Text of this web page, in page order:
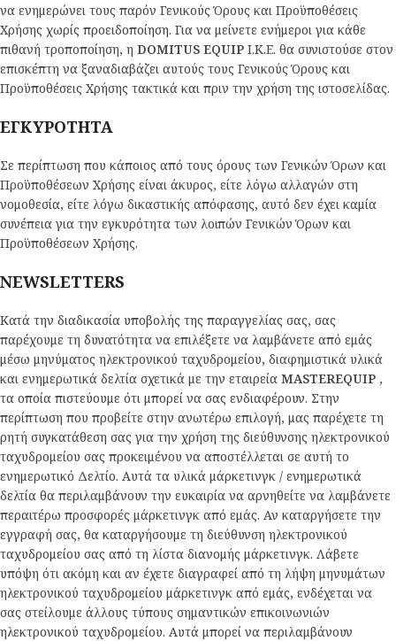
να ενημερώνει τους παρόν Γενικούς Όρους και Προϋποθέσεις
Χρήσης χωρίς προειδοποίηση. Για να μείνετε ενήμεροι για κάθε
πιθανή τροποποίηση, η DOMITUS EQUIP Ι.Κ.Ε. θα συνιστούσε στον
επισκέπτη να ξαναδιαβάζει αυτούς τους Γενικούς Όρους και
Προϋποθέσεις Χρήσης τακτικά και πριν την χρήση της ιστοσελίδας.
ΕΓΚΥΡΟΤΗΤΑ
Σε περίπτωση που κάποιος από τους όρους των Γενικών Όρων και
Προϋποθέσεων Χρήσης είναι άκυρος, είτε λόγω αλλαγών στη
νομοθεσία, είτε λόγω δικαστικής απόφασης, αυτό δεν έχει καμία
συνέπεια για την εγκυρότητα των λοιπών Γενικών Όρων και
Προϋποθέσεων Χρήσης.
NEWSLETTERS
Κατά την διαδικασία υποβολής της παραγγελίας σας, σας
παρέχουμε τη δυνατότητα να επιλέξετε να λαμβάνετε από εμάς
μέσω μηνύματος ηλεκτρονικού ταχυδρομείου, διαφημιστικά υλικά
και ενημερωτικά δελτία σχετικά με την εταιρεία MASTEREQUIP ,
τα οποία πιστεύουμε ότι μπορεί να σας ενδιαφέρουν. Στην
περίπτωση που προβείτε στην ανωτέρω επιλογή, μας παρέχετε τη
ρητή συγκατάθεση σας για την χρήση της διεύθυνσης ηλεκτρονικού
ταχυδρομείου σας προκειμένου να αποστέλλεται σε αυτή το
ενημερωτικό Δελτίο. Αυτά τα υλικά μάρκετινγκ / ενημερωτικά
δελτία θα περιλαμβάνουν την ευκαιρία να αρνηθείτε να λαμβάνετε
περαιτέρω προσφορές μάρκετινγκ από εμάς. Αν καταργήσετε την
εγγραφή σας, θα καταργήσουμε τη διεύθυνση ηλεκτρονικού
ταχυδρομείου σας από τη λίστα διανομής μάρκετινγκ. Λάβετε
υπόψη ότι ακόμη και αν έχετε διαγραφεί από τη λήψη μηνυμάτων
ηλεκτρονικού ταχυδρομείου μάρκετινγκ από εμάς, ενδέχεται να
σας στείλουμε άλλους τύπους σημαντικών επικοινωνιών
ηλεκτρονικού ταχυδρομείου. Αυτά μπορεί να περιλαμβάνουν